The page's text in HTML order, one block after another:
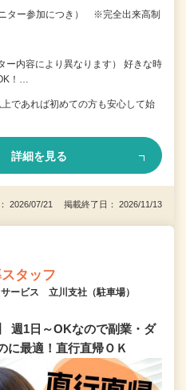
ター参加につき） ※完全出来高制
ー内容により異なります） 好きな時
！…
であれば初めての方も安心して始
詳細を見る
2026/07/21 掲載終了日： 2026/11/13
タッフ
ービス 立川支社（駐車場）
週1日～OKなので副業・ダ
に最適！直行直帰ＯＫ